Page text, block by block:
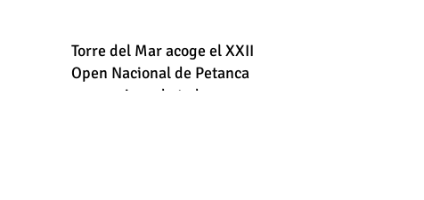
Torre del Mar acoge el XXII
Open Nacional de Petanca
con equipos de toda